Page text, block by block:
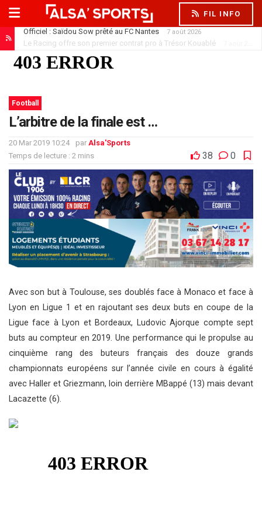
FIL INFO
Officiel : Saïdou Sow prêté au FC Nantes
Le Racing offre son premier contrat pro à Trésor Kouablé
Football
L’arbitre de la finale est …
20 Mar 2019 10:24 par Alsa'Sports
Temps de lecture : 2 mins
38 0
Avec son but à Toulouse, ses doublés face à Monaco et face à
Lyon en Ligue 1 et en rajoutant ses deux buts en coupe de la
Ligue face à Lyon et Bordeaux, Ludovic Ajorque compte sept
buts au compteur en 2019. Une performance qui le propulse au
cinquième rang des buteurs français des douze grands
championnats européens sur l’année civile en cours à égalité
avec Haller et Griezmann, loin derrière MBappé (13) mais devant
Lacazette (6).